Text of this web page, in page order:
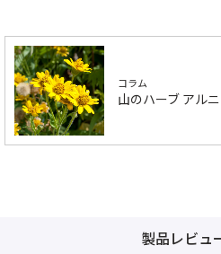
コラム
山のハーブ アル
製品レビュ